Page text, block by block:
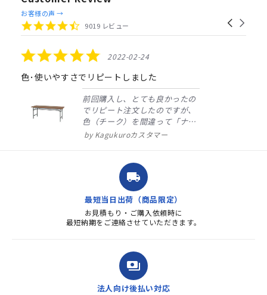
Reviews
carousel
Carousel
arrows
4.4
star
9019 レビュー
お客様の声 →
5.0
star
rating
2022-02-24
色･使いやすさでリピートしました
前回購入し、とても良かったの
でリピート注文したのですが、
色（チーク）を間違って「ナチ
ュラル」としてしまいました。
ました。商品到着も早く、品
質・使いやすさで満足していま
す。また、リピートするときは
よろしくお...
Kagukuroカスタマー
local_shipping
最短当日出荷（商品限定）
お見積もり・ご購入依頼時に
最短納期をご連絡させていただきます。
payments
法人向け後払い対応